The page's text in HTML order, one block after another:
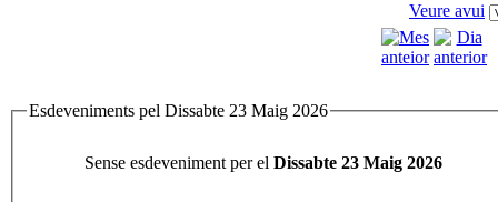
Veure avui
Esdeveniments pel Dissabte 23 Maig 2026
Sense esdeveniment per el Dissabte 23 Maig 2026